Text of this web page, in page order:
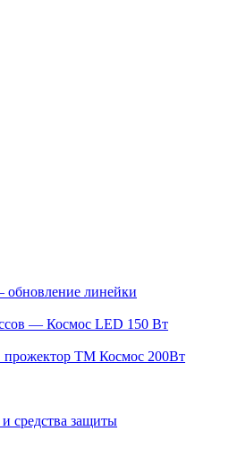
линейки
— Космос LED 150 Вт
прожектор ТМ Космос 200Вт
средства защиты